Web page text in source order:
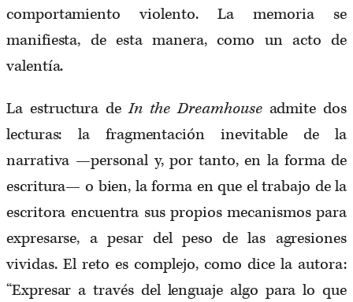
comportamiento violento. La memoria se
manifiesta, de esta manera, como un acto de
valentía.
La estructura deIn the Dreamhouseadmite dos
lecturas: la fragmentación inevitable de la
narrativa —personal y, por tanto, en la forma de
escritura— o bien, la forma en que el trabajo de la
escritora encuentra sus propios mecanismos para
expresarse, a pesar del peso de las agresiones
vividas. El reto es complejo, como dice la autora:
“Expresar a través del lenguaje algo para lo que